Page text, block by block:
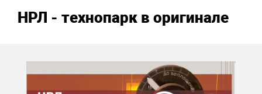
НРЛ - технопарк в оригинале